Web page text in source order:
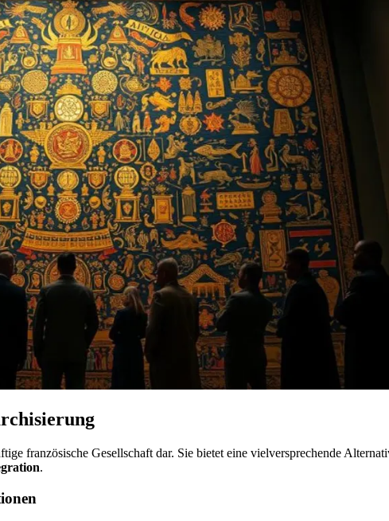
französische Gesellschaft dar. Sie bietet eine vielversprechende
.